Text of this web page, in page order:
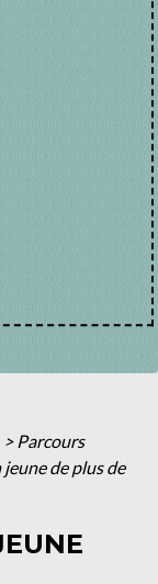
> Parcours
de plus de